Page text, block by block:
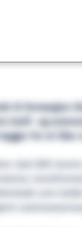
til Norwegian
kraft- og
for et ikke-
skal NES
som